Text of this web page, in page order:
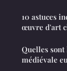
10 astuces
œuvre d'art
Quelles
médiévale